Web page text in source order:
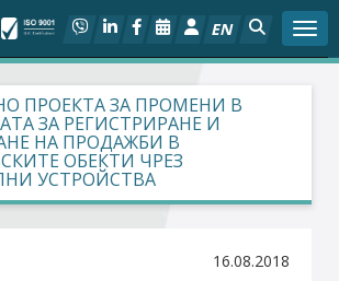
EN
ПРОЕКТА ЗА ПРОМЕНИ В
ЗА РЕГИСТРИРАНЕ И
НА ПРОДАЖБИ В
ОБЕКТИ ЧРЕЗ
УСТРОЙСТВА
16.08.2018